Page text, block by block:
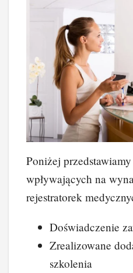
Poniżej
wpływających na
rejestratorek
Doświadczenie
Zrealizowane
szkolenia